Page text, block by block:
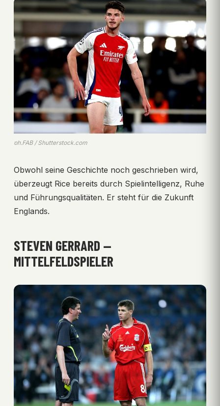
ph.FAB / Shutterstock.com
Obwohl seine Geschichte noch geschrieben wird,
überzeugt Rice bereits durch Spielintelligenz, Ruhe
und Führungsqualitäten. Er steht für die Zukunft
Englands.
STEVEN GERRARD —
MITTELFELDSPIELER